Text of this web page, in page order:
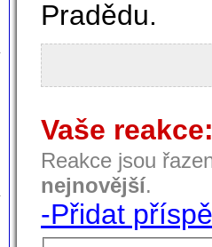
Pradědu.
Vaše
Reakce jsou
nejnovější.
-Přidat